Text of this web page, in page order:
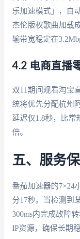
乐加速模式」，自
杰伦版权歌曲加载
输带宽稳定在
4.2 电商直播
双11期间观看淘宝
统将优先分配杭州
延迟仅1.8秒，比常
倍。
五、服务
番茄加速器的7×24
分17秒。当检测到
300ms内完成故障
IP资源，确保长期